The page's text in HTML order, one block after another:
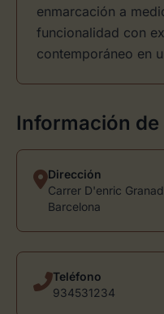
enmarcación a
funcionalidad con
contemporáneo en
Información
Dirección
Carrer D'enric
Barcelona
Teléfono
934531234